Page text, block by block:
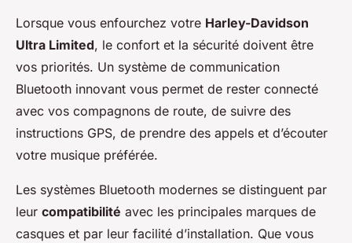
Lorsque vous enfourchez votre Harley-Davidson
Ultra Limited, le confort et la sécurité doivent être
vos priorités. Un système de communication
Bluetooth innovant vous permet de rester connecté
avec vos compagnons de route, de suivre des
instructions GPS, de prendre des appels et d’écouter
votre musique préférée.
Les systèmes Bluetooth modernes se distinguent par
leur compatibilité avec les principales marques de
casques et par leur facilité d’installation. Que vous